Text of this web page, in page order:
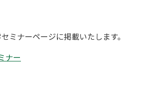
ミナーページに掲載いたします。
ナー